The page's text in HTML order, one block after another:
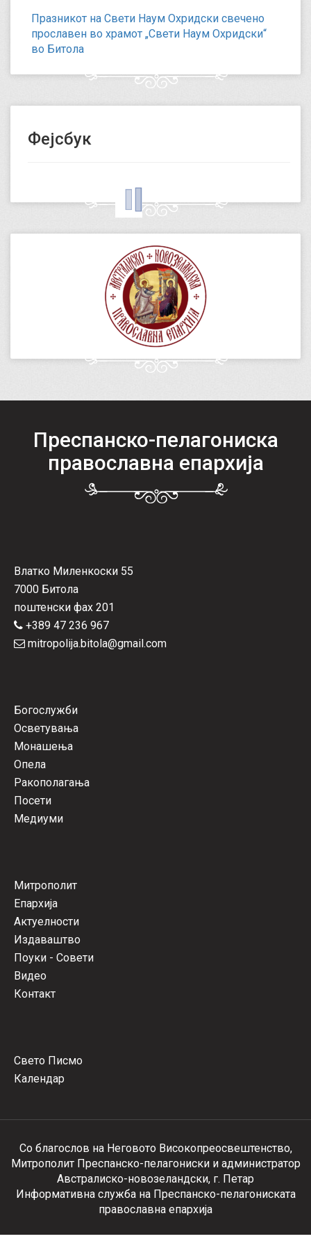
Празникот на Свети Наум Охридски свечено
прославен во храмот „Свети Наум Охридски“
во Битола
Фејсбук
Преспанско-пелагониска
православна епархија
Влатко Миленкоски 55
7000 Битола
поштенски фах 201
+389 47 236 967
mitropolija.bitola@gmail.com
Богослужби
Осветувања
Монашења
Опела
Ракополагања
Посети
Медиуми
Митрополит
Епархија
Актуелности
Издаваштво
Поуки - Совети
Видео
Контакт
Свето Писмо
Календар
Со благослов на Неговото Високопреосвештенство,
Митрополит Преспанско-пелагониски и администратор
Австралиско-новозеландски, г. Петар
Информативна служба на Преспанско-пелагониската
православна епархија